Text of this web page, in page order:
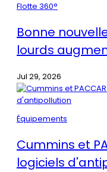
Flotte 360°
Bonne
lourds
Jul 29, 2026
Équipements
Cummins et
logiciels